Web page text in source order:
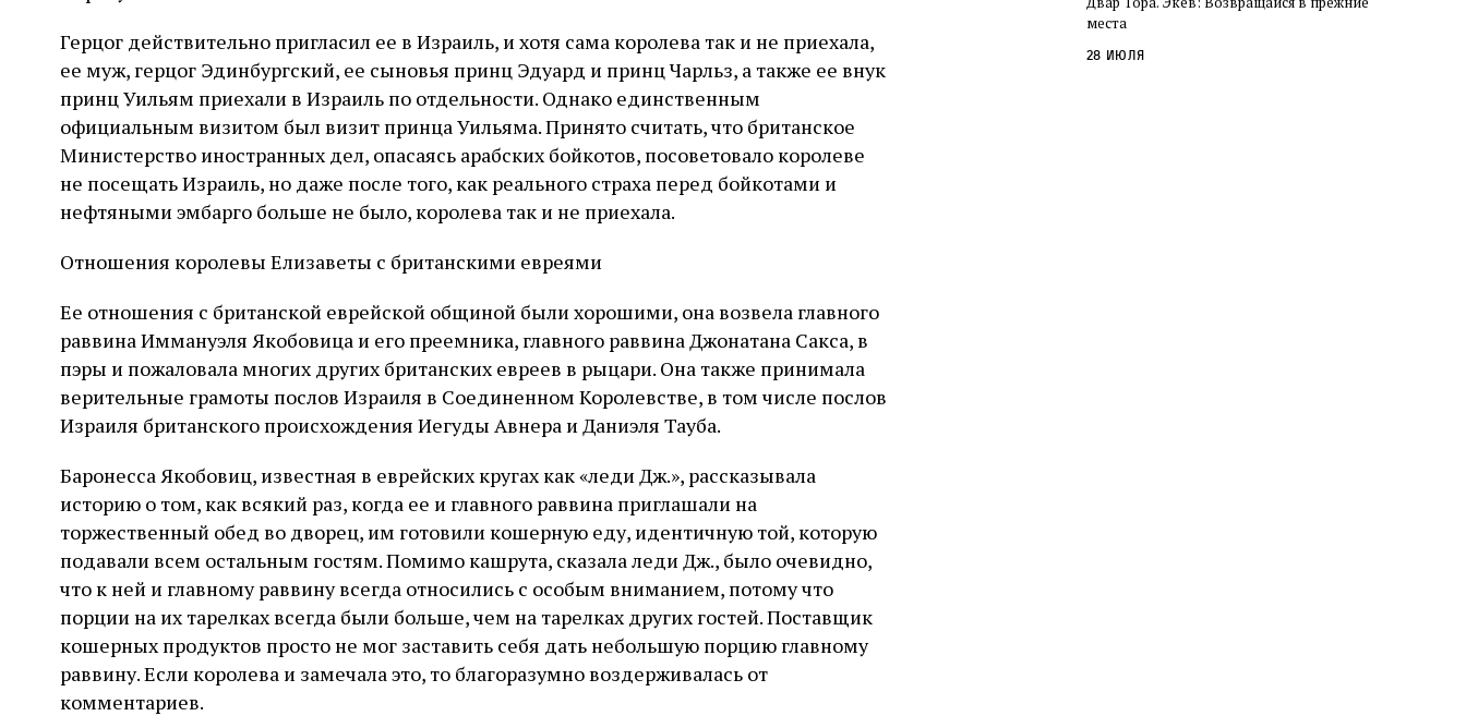
Герцог действительно пригласил ее в Израиль, и хотя сама королева так и не приехала,
ее муж, герцог Эдинбургский, ее сыновья принц Эдуард и принц Чарльз, а также ее внук
принц Уильям приехали в Израиль по отдельности. Однако единственным
официальным визитом был визит принца Уильяма. Принято считать, что британское
Министерство иностранных дел, опасаясь арабских бойкотов, посоветовало королеве
не посещать Израиль, но даже после того, как реального страха перед бойкотами и
нефтяными эмбарго больше не было, королева так и не приехала.
Отношения королевы Елизаветы с британскими евреями
Ее отношения с британской еврейской общиной были хорошими, она возвела главного
раввина Иммануэля Якобовица и его преемника, главного раввина Джонатана Сакса, в
пэры и пожаловала многих других британских евреев в рыцари. Она также принимала
верительные грамоты послов Израиля в Соединенном Королевстве, в том числе послов
Израиля британского происхождения Иегуды Авнера и Даниэля Тауба.
Баронесса Якобовиц, известная в еврейских кругах как «леди Дж.», рассказывала
историю о том, как всякий раз, когда ее и главного раввина приглашали на
торжественный обед во дворец, им готовили кошерную еду, идентичную той, которую
подавали всем остальным гостям. Помимо кашрута, сказала леди Дж., было очевидно,
что к ней и главному раввину всегда относились с особым вниманием, потому что
порции на их тарелках всегда были больше, чем на тарелках других гостей. Поставщик
кошерных продуктов просто не мог заставить себя дать небольшую порцию главному
раввину. Если королева и замечала это, то благоразумно воздерживалась от
комментариев.
слово в переводе Библии
места
28 июля